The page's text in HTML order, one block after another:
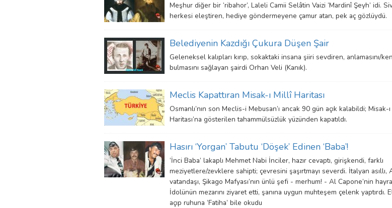
Meşhur diğer bir ‘ribahor’, Laleli Camii Selâtin Vaizi ‘Mardinî Şeyh’ idi.
herkesi eleştiren, hediye göndermeyene çamur atan, pek aç gözlüydü.
Belediyenin Kazdığı Çukura Düşen Şair
Geleneksel kalıpları kırıp, sokaktaki insana şiiri sevdiren, anlamasını/
bulmasını sağlayan şairdi Orhan Veli (Kanık).
Meclis Kapattıran Misak-ı Millî Haritası
Osmanlı’nın son Meclis-i Mebusan’ı ancak 90 gün açık kalabildi; Misak-
Haritası’na gösterilen tahammülsüzlük yüzünden kapatıldı.
Hasırı ‘Yorgan’ Tabutu ‘Döşek’ Edinen ‘Baba’!
‘İnci Baba’ lakaplı Mehmet Nabi İnciler, hazır cevaptı, girişkendi, farklı
meziyetlere/zevklere sahipti; çevresini şaşırtmayı severdi. İtalyan asıllı,
vatandaşı, Şikago Mafyası’nın ünlü şefi - merhum! - Al Capone’nin
İdolünün mezarını ziyaret etti, şanına uygun muhteşem çelenk yaptırdı.
açıp ruhuna ‘Fatiha’ bile okudu